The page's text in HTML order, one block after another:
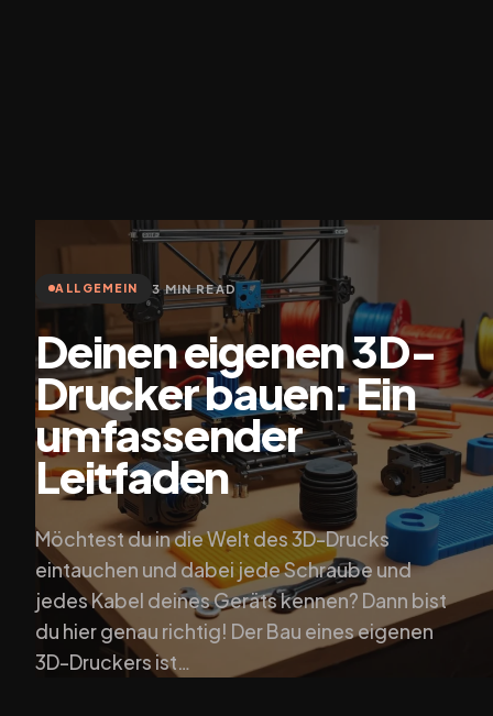
ALLGEMEIN 3 MIN READ
Deinen eigenen 3D-
Drucker bauen: Ein
umfassender
Leitfaden
Möchtest du in die Welt des 3D-Drucks
eintauchen und dabei jede Schraube und
jedes Kabel deines Geräts kennen? Dann bist
du hier genau richtig! Der Bau eines eigenen
3D-Druckers ist…